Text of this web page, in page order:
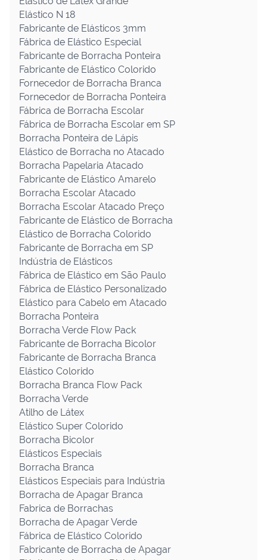
Elástico N 18
Fabricante de Elásticos 3mm
Fábrica de Elástico Especial
Fabricante de Borracha Ponteira
Fabricante de Elástico Colorido
Fornecedor de Borracha Branca
Fornecedor de Borracha Ponteira
Fábrica de Borracha Escolar
Fábrica de Borracha Escolar em SP
Borracha Ponteira de Lápis
Elástico de Borracha no Atacado
Borracha Papelaria Atacado
Fabricante de Elástico Amarelo
Borracha Escolar Atacado
Borracha Escolar Atacado Preço
Fabricante de Elástico de Borracha
Elástico de Borracha Colorido
Fabricante de Borracha em SP
Indústria de Elásticos
Fábrica de Elástico em São Paulo
Fábrica de Elástico Personalizado
Elástico para Cabelo em Atacado
Borracha Ponteira
Borracha Verde Flow Pack
Fabricante de Borracha Bicolor
Fabricante de Borracha Branca
Elástico Colorido
Borracha Branca Flow Pack
Borracha Verde
Atilho de Látex
Elástico Super Colorido
Borracha Bicolor
Elásticos Especiais
Borracha Branca
Elásticos Especiais para Indústria
Borracha de Apagar Branca
Fabrica de Borrachas
Borracha de Apagar Verde
Fábrica de Elástico Colorido
Fabricante de Borracha de Apagar